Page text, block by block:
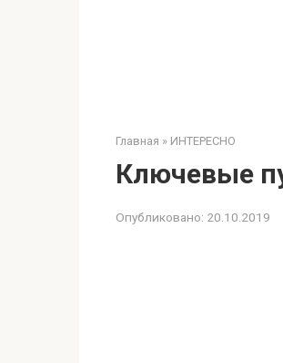
Главная » ИНТЕРЕСНО
Ключевые
Опубликовано: 20.10.2019